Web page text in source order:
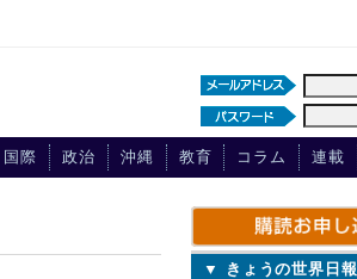
国際 政治 沖縄 教育 コラム 連載
▼ きょうの世界日報